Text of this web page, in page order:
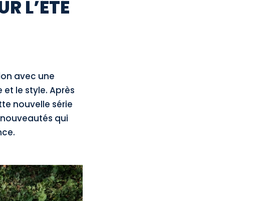
L’ÉTÉ
avec une
le style. Après
nouvelle série
qui